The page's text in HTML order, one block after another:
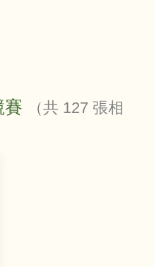
賽
（共 127 張相